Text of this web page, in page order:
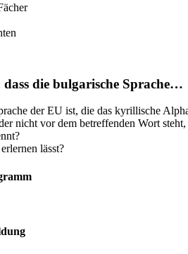
dass die bulgarische Sprache…
der EU ist, die das kyrillische
nicht vor dem betreffenden Wort
lässt?